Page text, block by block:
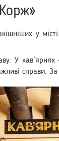
у
У
справи.